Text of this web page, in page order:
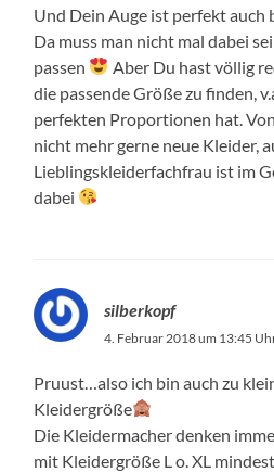
Und Dein Auge ist perfekt auch
Da muss man nicht mal dabei
passen
Aber Du hast völlig
die passende Größe zu finden,
perfekten Proportionen hat.
nicht mehr gerne neue Kleider,
Lieblingskleiderfachfrau ist im
dabei
silberkopf
4. Februar 2018 um 13:45
Pruust…also ich bin auch zu
Kleidergröße
Die Kleidermacher denken
mit Kleidergröße L o. XL